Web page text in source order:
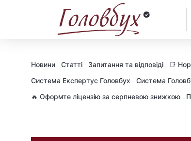
Новини Статті Запитання та відповіді 📑
Cистема Експертус Головбух
Система
🔥 Оформте ліцензію за серпневою знижкою